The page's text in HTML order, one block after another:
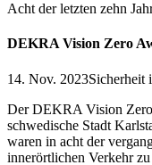
Acht der letzten zehn
DEKRA Vision Zero
14. Nov. 2023Sicherheit
Der DEKRA Vision Zero
schwedische Stadt
waren in acht der
innerörtlichen Verkehr